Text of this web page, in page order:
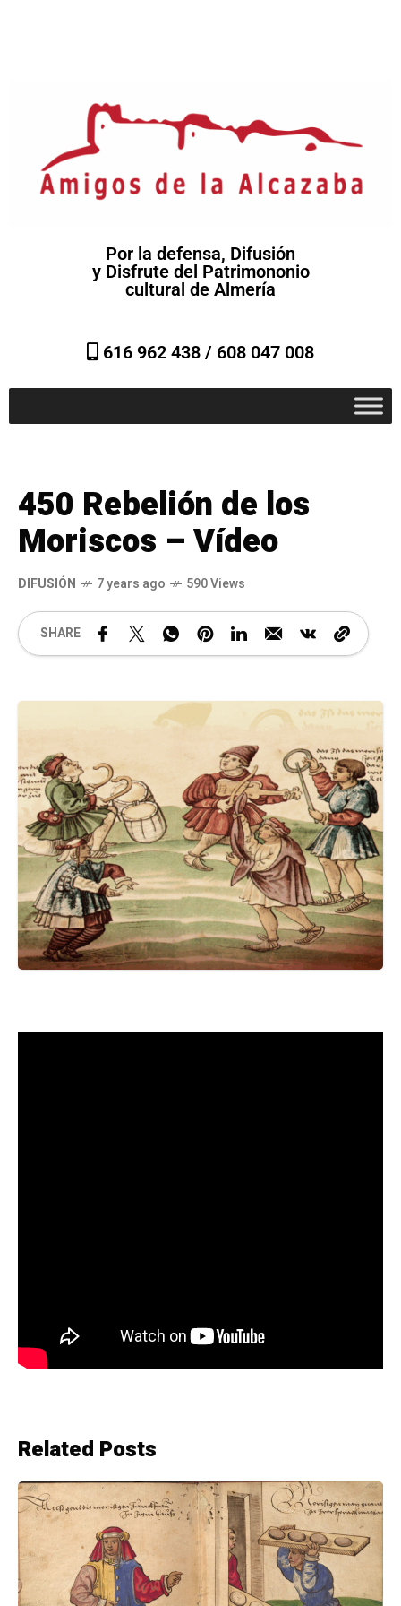
Por la defensa, Difusión
y Disfrute del Patrimononio
cultural de Almería
616 962 438 / 608 047 008
450 Rebelión de los
Moriscos – Vídeo
DIFUSIÓN 7 years ago 590 Views
SHARE
Related Posts